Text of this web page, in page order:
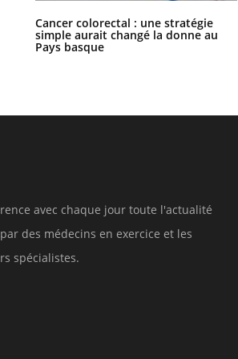
Cancer colorectal : une stratégie
simple aurait changé la donne au
Pays basque
avec chaque jour toute l'actualité
des médecins en exercice et les
spécialistes.